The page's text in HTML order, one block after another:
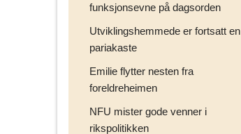
funksjonsevne på dagsorden
Utviklingshemmede er fortsatt en
pariakaste
Emilie flytter nesten fra
foreldreheimen
NFU mister gode venner i
rikspolitikken